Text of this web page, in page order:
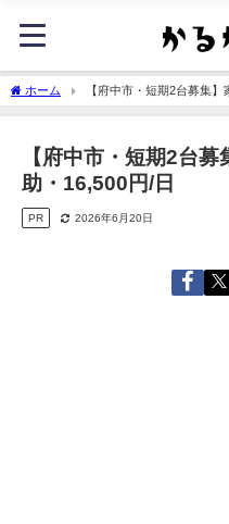
ホーム 【府中市・短期2台募集
【府中市・短期2台
助・16,500円/日
PR 2026年6月20日